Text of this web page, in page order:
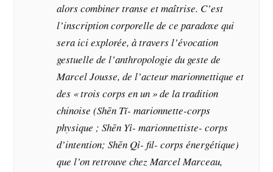
alors combiner transe et maîtrise. C’est
l’inscription corporelle de ce paradoxe qui
sera ici explorée, à travers l’évocation
gestuelle de l’anthropologie du geste de
Marcel Jousse, de l’acteur marionnettique et
des « trois corps en un » de la tradition
chinoise (Shēn Tĭ- marionnette-corps
physique ; Shēn Yì- marionnettiste- corps
d’intention; Shēn Qì- fil- corps énergétique)
que l’on retrouve chez Marcel Marceau,